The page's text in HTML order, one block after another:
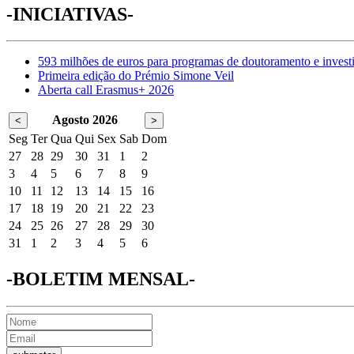
-INICIATIVAS-
593 milhões de euros para programas de doutoramento e
Primeira edição do Prémio Simone Veil
Aberta call Erasmus+ 2026
< Agosto 2026 >
Seg Ter Qua Qui Sex Sab Dom
27
28 29 30 31 1
2
3
4 5 6 7 8
9
10
11 12 13 14 15
16
17
18 19 20 21 22
23
24
25 26 27 28 29
30
31
1 2 3 4 5 6
-BOLETIM MENSAL-